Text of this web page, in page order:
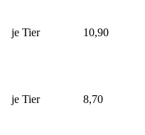
je Tier 10,90
je Tier 8,70